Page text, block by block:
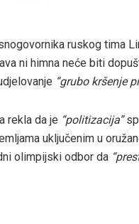
ruskog tima
ni himna neće biti
“grubo kršenje
rekla da je “politizacija”
uključenim u
olimpijski odbor da